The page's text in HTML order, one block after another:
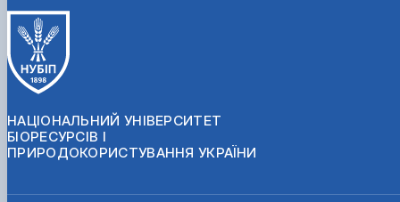
НАЦІОНАЛЬНИЙ УНІВЕРСИТЕТ
БІОРЕСУРСІВ І
ПРИРОДОКОРИСТУВАННЯ УКРАЇНИ